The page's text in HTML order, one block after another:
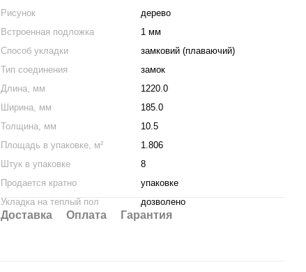
Рисунок
дерево
Встроенная подложка
1 мм
Способ укладки
замковий (плаваючий)
Тип соединения
замок
Длина, мм
1220.0
Ширина, мм
185.0
Толщина, мм
10.5
Площадь в упаковке, м²
1.806
Штук в упаковке
8
Продается кратно
упаковке
Укладка на теплый пол
дозволено
Доставка Оплата Гарантия